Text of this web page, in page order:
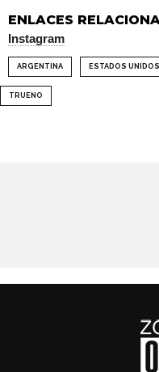
ENLACES
Instagram
ARGENTINA ESTADOS UNIDOS
TRUENO